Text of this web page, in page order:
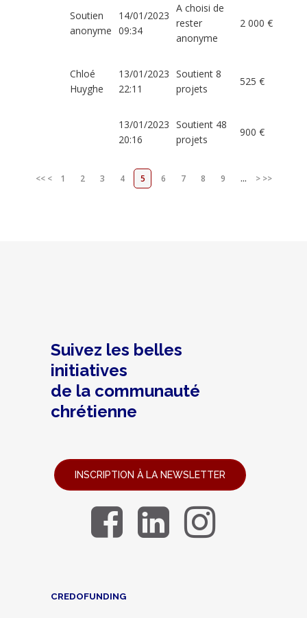
Soutien
anonyme
14/01/2023
09:34
A choisi de
rester
anonyme
2 000 €
Chloé
Huyghe
13/01/2023
22:11
Soutient 8
projets
525 €
13/01/2023
20:16
Soutient 48
projets
900 €
<< < 1 2 3 4 5 6 7 8 9 ... > >>
Suivez les belles
initiatives
de la communauté
chrétienne
INSCRIPTION À LA NEWSLETTER
CREDOFUNDING